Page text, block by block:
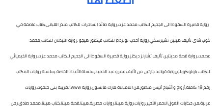
رواية قصيرة السقوط الى الجحيم للكاتب محمد عزت,رواية صائد الساحرات للكاتب منذر القبانى,كتاب عاصفة في
كوب شاى تأليف هيلين تشيرسكي,رواية أحدب نوتردام للكاتب فيكتور هيجو ,رواية النيدلان للكاتب محمد
عصمت,رواية قصة مدينتين تأليف تشارلز ديكنز,رواية قصيرة السقوط الى الجحيم للكاتب محمد عزت,رواية الخيميائي
للكاتب باولو كويلو,رواية قواعد جارتين من تأليف عمرو عبد الحميد,سلسلة الأعداد الخاصة ,سلسلة روايات المكتب
رقم 19 كاملة,أرواح و أشباح أنيس منصور,فن اللامبالاة مارك مانسون,رواية www,تغريبة بنى حتحوت,روايات
عربية,من حكايات الغول الاحمر الأخير,روايات,رواية هيبتا,روايات مصرية,هيبتا,قصة هيبتا,كتاب هيبتا,محمد صادق,رجل